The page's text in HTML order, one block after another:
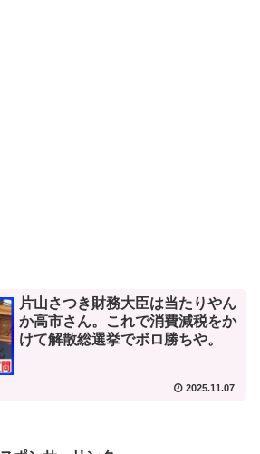
片山さつき財務大臣は当たりやん
か高市さん。これで消費減税をか
けて解散総選挙でボロ勝ちや。
2025.11.07